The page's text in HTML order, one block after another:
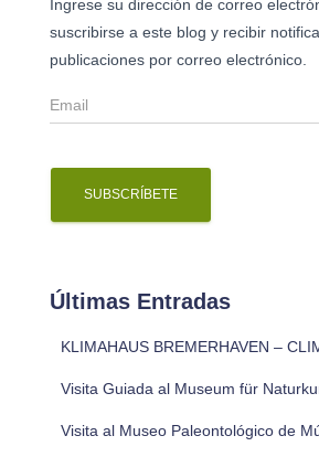
:Ingrese su dirección de correo
suscribirse a este blog y recibir
publicaciones por correo electrónico.
E
m
Últimas Entradas
KLIMAHAUS BREMERHAVEN –
Visita Guiada al Museum für
Visita al Museo Paleontológico de